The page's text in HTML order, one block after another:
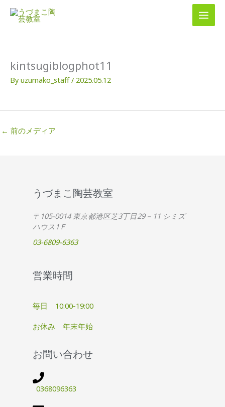
kintsugiblogphot11
Byuzumako_staff/ 2025.05.12
← 前のメディア
うづまこ陶芸教室
〒105-0014 東京都港区芝3丁目29－11 シミズ
ハウス1Ｆ
03-6809-6363
営業時間
毎日 10:00-19:00
お休み 年末年始
お問い合わせ
0368096363